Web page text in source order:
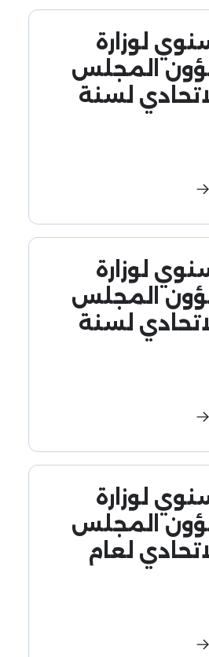
لوزارة
المجلس
لسنة
لوزارة
المجلس
لسنة
لوزارة
المجلس
لعام